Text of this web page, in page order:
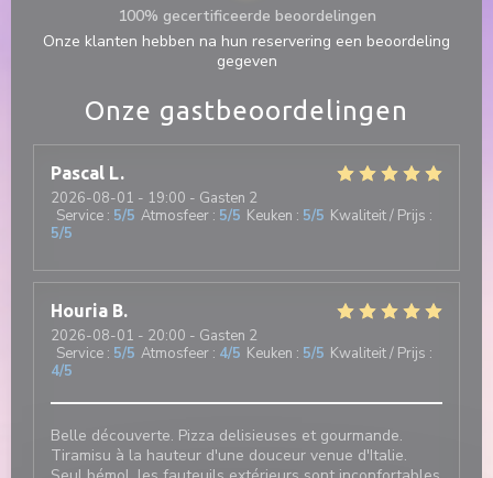
Onze gastbeoordelingen
Pascal L
2026-08-01 - 19:00 - Gasten 2
Service : 5/5 Atmosfeer : 5/5 Keuken : 5/5 Kwaliteit / Prijs :
5/5
Houria B
2026-08-01 - 20:00 - Gasten 2
Service : 5/5 Atmosfeer : 4/5 Keuken : 5/5 Kwaliteit / Prijs :
4/5
Belle découverte. Pizza delisieuses et gourmande.
Tiramisu à la hauteur d'une douceur venue d'Italie.
100% gecertificeerde beoordelingen
Onze klanten hebben na hun reservering een beoordeling
gegeven